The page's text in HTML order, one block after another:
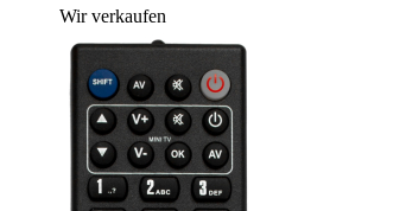
Wir verkaufen